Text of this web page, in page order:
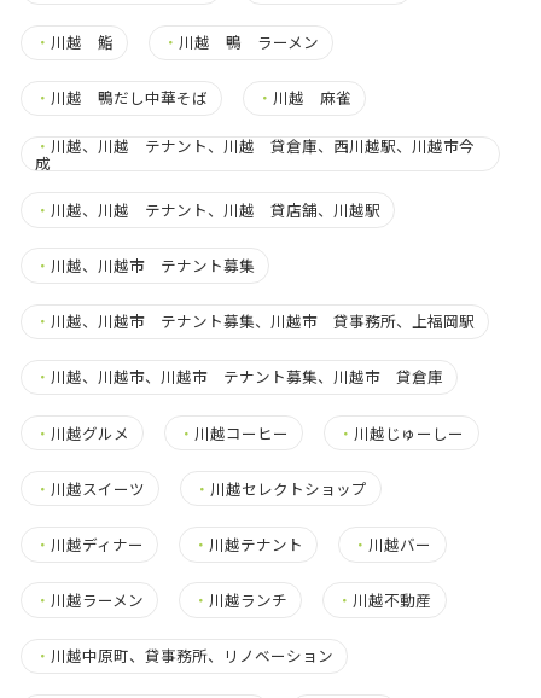
・ 川越 鮨 ・ 川越 鴨 ラーメン
・ 川越 鴨だし中華そば ・ 川越 麻雀
・ 川越、川越 テナント、川越 貸倉庫、西川越駅、川越市今
成
・ 川越、川越 テナント、川越 貸店舗、川越駅
・ 川越、川越市 テナント募集
・ 川越、川越市 テナント募集、川越市 貸事務所、上福岡駅
・ 川越、川越市、川越市 テナント募集、川越市 貸倉庫
・ 川越グルメ ・ 川越コーヒー ・ 川越じゅーしー
・ 川越スイーツ ・ 川越セレクトショップ
・ 川越ディナー ・ 川越テナント ・ 川越バー
・ 川越ラーメン ・ 川越ランチ ・ 川越不動産
・ 川越中原町、貸事務所、リノベーション